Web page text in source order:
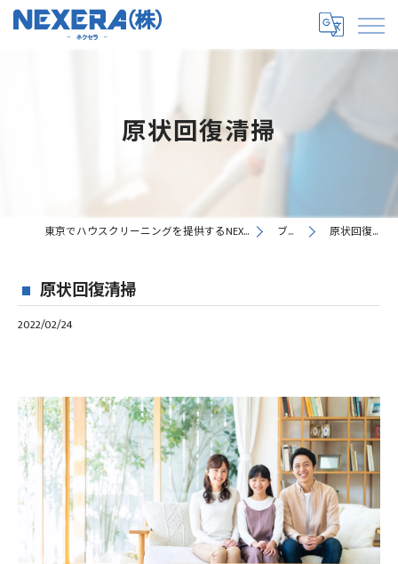
原状回復清掃
東京でハウスクリーニングを提供するNEXERA株式会社 ブログ 原状回復清掃
原状回復清掃
2022/02/24